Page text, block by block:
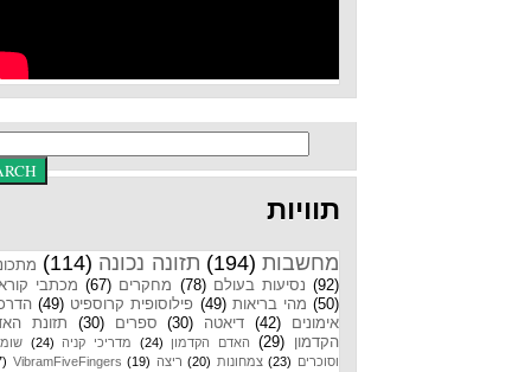
(194) תזונה נכונה (114) מתכונים
נסיעות בעולם (78) מחקרים (67) מכתבי קוראים
מהי בריאות (49) פילוסופית קרוספיט (49) הדרכות
דיאטה (30) ספרים (30)
תזונת האדם
האדם הקדמון (24) מדריכי קניה (24)
שומנים
צמחונות (20) ריצה (19)
VibramFiveFingers
(17)